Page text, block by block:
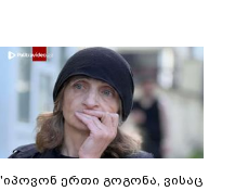
ერთი გოგონა, ვისაც